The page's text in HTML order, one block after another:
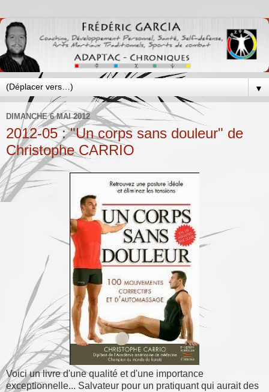
▼
DIMANCHE 6 MAI 2012
2012-05 : "Un corps sans douleur" de
Christophe CARRIO
Voici un livre d'une qualité et d'une importance
exceptionnelle... Salvateur pour un pratiquant qui aurait des